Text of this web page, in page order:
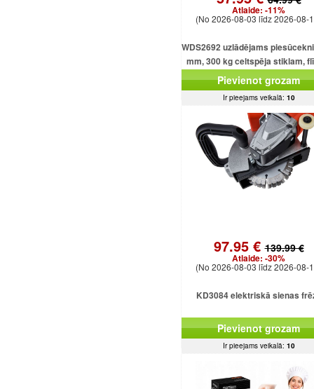
Atlaide: -11%
(No 2026-08-03 līdz 2026-08-
WDS2692 uzlādējams
mm, 300 kg celtspēja stiklam,
un loksnēm
Pievienot grozam
Ir pieejams veikalā: 10
97.95 €139.99 €
Atlaide: -30%
(No 2026-08-03 līdz 2026-08-
KD3084 elektriskā sienas
Pievienot grozam
Ir pieejams veikalā: 10